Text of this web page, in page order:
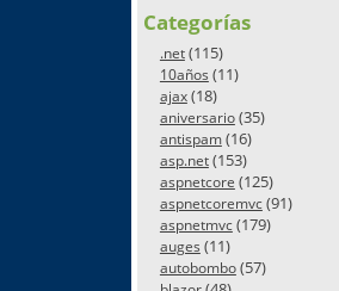
Categorías
.net(115)
10años (11)
ajax(18)
aniversario(35)
antispam(16)
asp.net(153)
aspnetcore (125)
aspnetcoremvc(91)
aspnetmvc(179)
auges (11)
autobombo(57)